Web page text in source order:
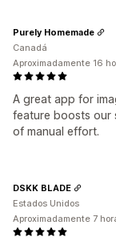
A great app for
feature boosts our
of manual effort.
Purely Homemade
Canadá
Aproximadamente 16
DSKK BLADE
Estados Unidos
Aproximadamente 7